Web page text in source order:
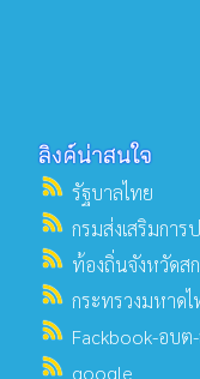
ลิงค์น่าสนใจ
rss_feed รัฐบาลไทย
rss_feed กรมส่งเสริมกา
rss_feed ท้องถิ่นจังหวัดส
rss_feed กระทรวงมหาดไ
rss_feed Fackbook-อบต
rss_feed google